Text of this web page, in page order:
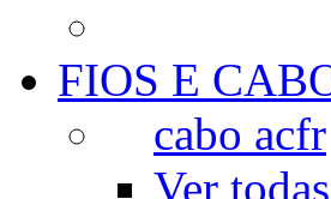
FIOS E
cabo acfr
Ver todas